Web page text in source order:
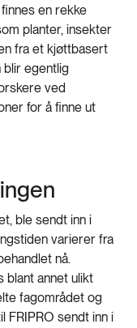
en rekke
planter, insekter
fra et kjøttbasert
egentlig
ved
for å finne ut
ble sendt inn i
varierer fra
nå.
blant annet ulikt
fagområdet og
FRIPRO sendt inn i